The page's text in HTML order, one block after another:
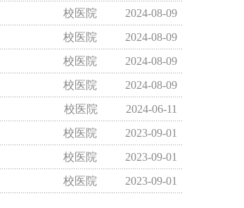
2024-08-09
校医院
2024-08-09
校医院
2024-08-09
校医院
2024-08-09
校医院
2024-06-11
校医院
2023-09-01
校医院
2023-09-01
校医院
2023-09-01
校医院